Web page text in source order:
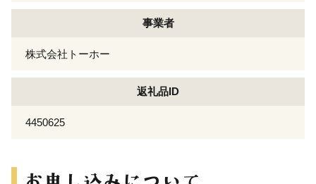
事業者
株式会社トーホー
返礼品ID
4450625